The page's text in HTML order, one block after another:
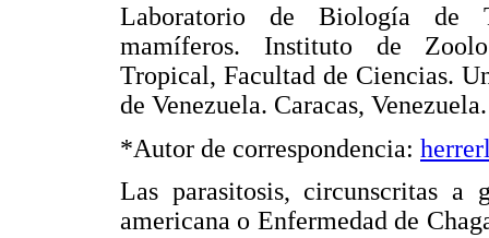
Laboratorio de Biología de
mamíferos. Instituto de
Tropical, Facultad de Ciencias.
de Venezuela. Caracas, Venezuela.
*Autor de correspondencia:
Las parasitosis, circunscritas a
americana o Enfermedad de